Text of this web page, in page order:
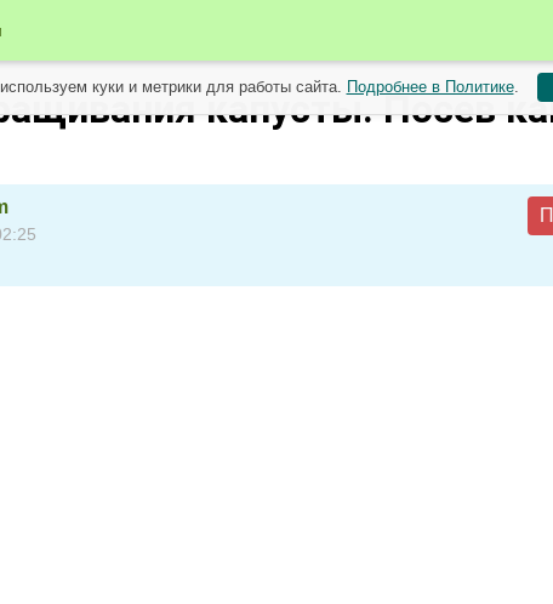
капусты. Посев
куки и метрики для работы сайта. Подробнее в Политике.